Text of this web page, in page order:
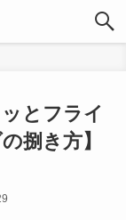
とフライ
捌き方】